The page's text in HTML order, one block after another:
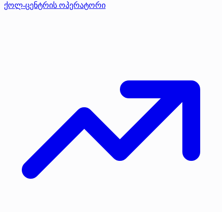
ქოლ-ცენტრის ოპერატორი